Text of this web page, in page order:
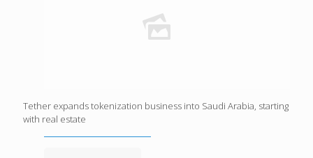
Tether expands tokenization business into Saudi Arabia, starting
with real estate